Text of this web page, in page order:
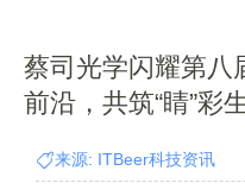
蔡司光学闪耀第八
前沿，共筑“睛”彩
来源: ITBeer科技资讯